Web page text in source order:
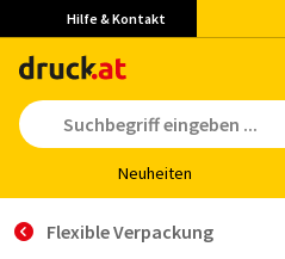
Hilfe & Kontakt
Neu­hei­ten
Flexible Verpackung